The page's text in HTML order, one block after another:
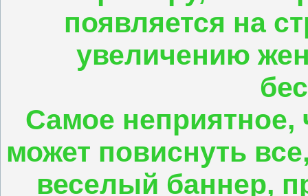
появляется на
увеличению
Самое неприятное,
может повиснуть
веселый баннер,